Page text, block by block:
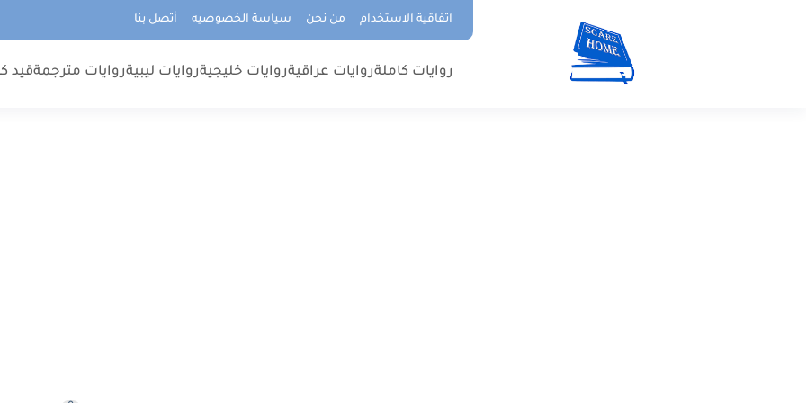
اتفاقية الاستخدام من نحن سياسة الخصوصيه أتصل بنا
روايات كاملةروايات عراقيةروايات خليجيةروايات ليبيةروايات مترجمةقيد